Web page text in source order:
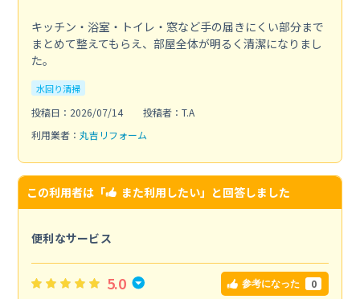
キッチン・浴室・トイレ・窓など手の届きにくい部分まで
まとめて整えてもらえ、部屋全体が明るく清潔になりまし
た。
水回り清掃
投稿日：2026/07/14
投稿者：T.A
利用業者： 丸吉リフォーム
この利用者は「 また利用したい」と回答しました
便利なサービス
5.0 参考になった 0